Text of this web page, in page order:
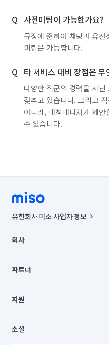
사전미팅이 가능한가요?
규정에 준하여 채팅과 유선
미팅은 가능합니다.
타 서비스 대비 장점은 무
다양한 직군의 경력을 지
갖추고 있습니다. 그리고
아니라, 매칭매니저가 제
수 있습니다.
유한회사 미소 사업자 정보
00019 |
주소 | 본사: 서울특별시 종로구 율
컨택센터 : 서울특별시 종로구 수송
상품, 상품정보, 거래에 관한 의무와
언론 보도 관련 문의:
© 유한회사 미소. Miso, Inc. All
회사
채용
파트너
이사
지원
이용약관
소셜